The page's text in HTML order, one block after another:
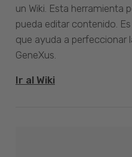
un Wiki. Esta herramienta
pueda editar contenido.
que ayuda a perfeccionar
GeneXus.
Ir al Wiki